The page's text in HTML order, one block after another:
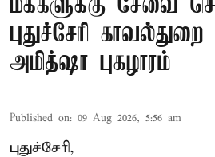
மக்களுக்கு சேவை
புதுச்சேரி
அமித்ஷா புகழாரம்
Published on: 09 Aug 2026, 5:56 am
புதுச்சேரி,